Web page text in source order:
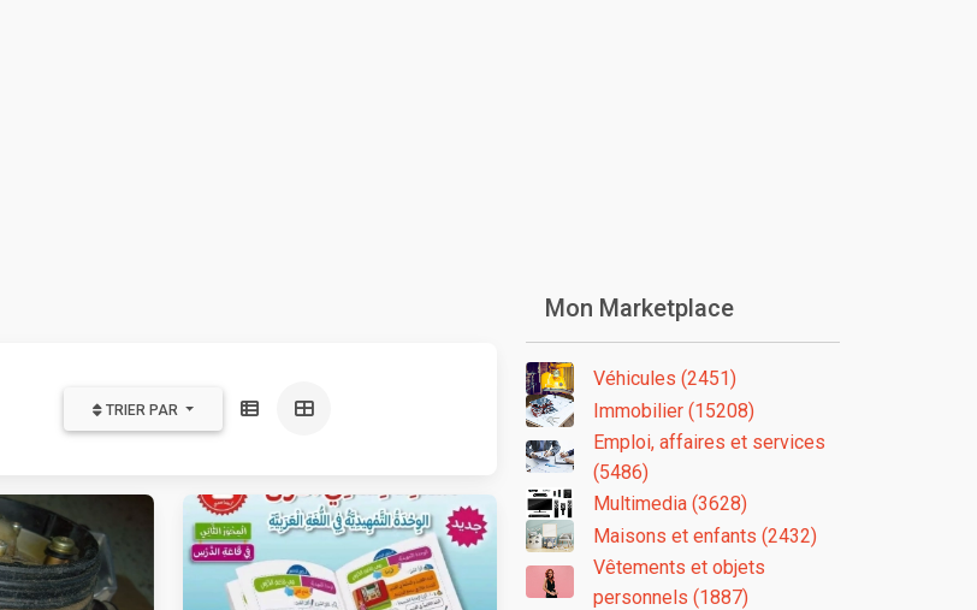
TRIER PAR
Mon Marketplace
Véhicules (2451)
Immobilier (15208)
Emploi, affaires et services
(5486)
Multimedia (3628)
Maisons et enfants (2432)
Vêtements et objets
personnels (1887)